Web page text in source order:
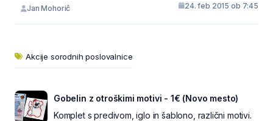
Jan Mohorič 24. feb 2015 ob 7:45
Akcije sorodnih poslovalnice
Gobelin z otroškimi motivi - 1€ (Novo mesto)
Komplet s predivom, iglo in šablono, različni motivi.